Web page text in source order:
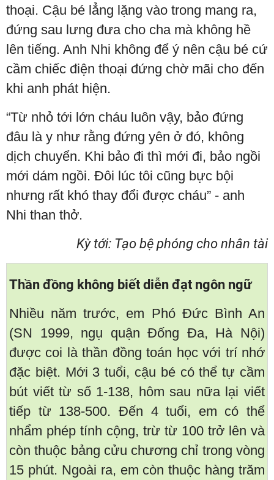
thoại. Cậu bé lẳng lặng vào trong mang ra,
đứng sau lưng đưa cho cha mà không hề
lên tiếng. Anh Nhi không để ý nên cậu bé cứ
cầm chiếc điện thoại đứng chờ mãi cho đến
khi anh phát hiện.
“Từ nhỏ tới lớn cháu luôn vậy, bảo đứng
đâu là y như rằng đứng yên ở đó, không
dịch chuyển. Khi bảo đi thì mới đi, bảo ngồi
mới dám ngồi. Đôi lúc tôi cũng bực bội
nhưng rất khó thay đổi được cháu” - anh
Nhi than thở.
Kỳ tới: Tạo bệ phóng cho nhân tài
Thần đồng không biết diễn đạt ngôn ngữ
Nhiều năm trước, em Phó Đức Bình An
(SN 1999, ngụ quận Đống Đa, Hà Nội)
được coi là thần đồng toán học với trí nhớ
đặc biệt. Mới 3 tuổi, cậu bé có thể tự cầm
bút viết từ số 1-138, hôm sau nữa lại viết
tiếp từ 138-500. Đến 4 tuổi, em có thể
nhẩm phép tính cộng, trừ từ 100 trở lên và
còn thuộc bảng cửu chương chỉ trong vòng
15 phút. Ngoài ra, em còn thuộc hàng trăm